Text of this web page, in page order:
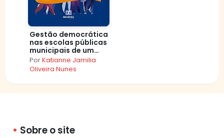
Gestão democrática
nas escolas públicas
municipais de um
município do Estado
do Ceará:
procedimentos e
técnicas para
PorKatianne Jamilia
Oliveira Nunes
Sobre o site